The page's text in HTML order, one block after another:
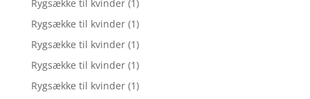
Rygsække til kvinder (1)
Rygsække til kvinder (1)
Rygsække til kvinder (1)
Rygsække til kvinder (1)
Rygsække til kvinder (1)